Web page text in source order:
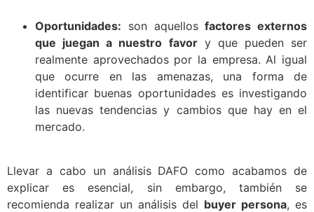
Oportunidades: son aquellosfactores externos
que juegan a nuestro favory que pueden ser
realmente aprovechados por la empresa. Al igual
que ocurre en las amenazas, una forma de
identificar buenas oportunidades es investigando
las nuevas tendencias y cambios que hay en el
mercado.
Llevar a cabo un análisis DAFO como acabamos de
explicar es esencial, sin embargo, también se
recomienda realizar un análisis del buyer persona, es